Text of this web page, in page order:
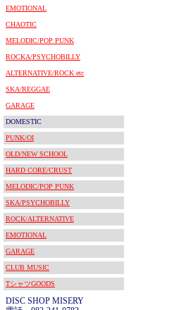
EMOTIONAL
CHAOTIC
MELODIC/POP PUNK
ROCKA/PSYCHOBILLY
ALTERNATIVE/ROCK etc
SKA/REGGAE
GARAGE
DOMESTIC
PUNK/OI
OLD/NEW SCHOOL
HARD CORE/CRUST
MELODIC/POP PUNK
SKA/PSYCHOBILLY
ROCK/ALTERNATIVE
EMOTIONAL
GARAGE
CLUB MUSIC
TシャツGOODS
DISC SHOP MISERY